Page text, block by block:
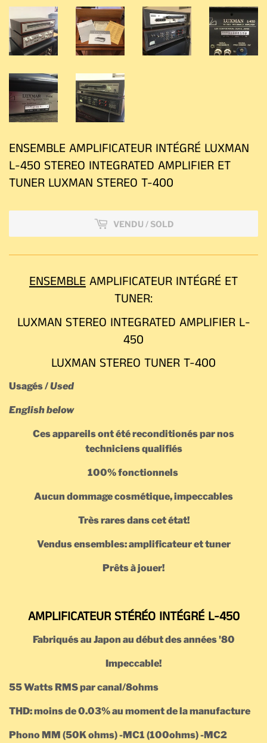
ENSEMBLE AMPLIFICATEUR INTÉGRÉ LUXMAN
L-450 STEREO INTEGRATED AMPLIFIER ET
TUNER LUXMAN STEREO T-400
VENDU / SOLD
ENSEMBLE AMPLIFICATEUR INTÉGRÉ ET
TUNER:
LUXMAN STEREO INTEGRATED AMPLIFIER L-
450
LUXMAN STEREO TUNER T-400
Usagés /Used
English below
Ces appareils ont été reconditionés par nos
techniciens qualifiés
100% fonctionnels
Aucun dommage cosmétique, impeccables
Très rares dans cet état!
Vendus ensembles: amplificateur et tuner
Prêts à jouer!
AMPLIFICATEUR STÉRÉO INTÉGRÉ L-450
Fabriqués au Japon au début des années '80
Impeccable !
55 Watts RMS par canal/8ohms
THD: moins de 0.03% au moment de la manufacture
Phono MM (50K ohms) -MC1 (100ohms) -MC2